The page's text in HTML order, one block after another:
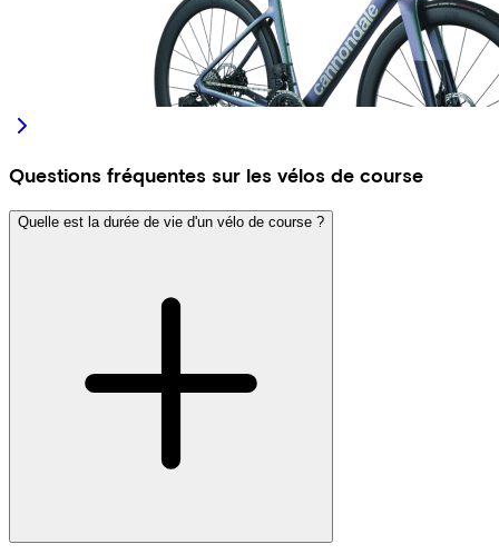
Questions fréquentes sur les vélos de course
Quelle est la durée de vie d'un vélo de course ?